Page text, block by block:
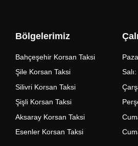
Bölgelerimiz
Bahçeşehir Korsan Taksi
Şile Korsan Taksi
Silivri Korsan Taksi
Şişli Korsan Taksi
Aksaray Korsan Taksi
Esenler Korsan Taksi